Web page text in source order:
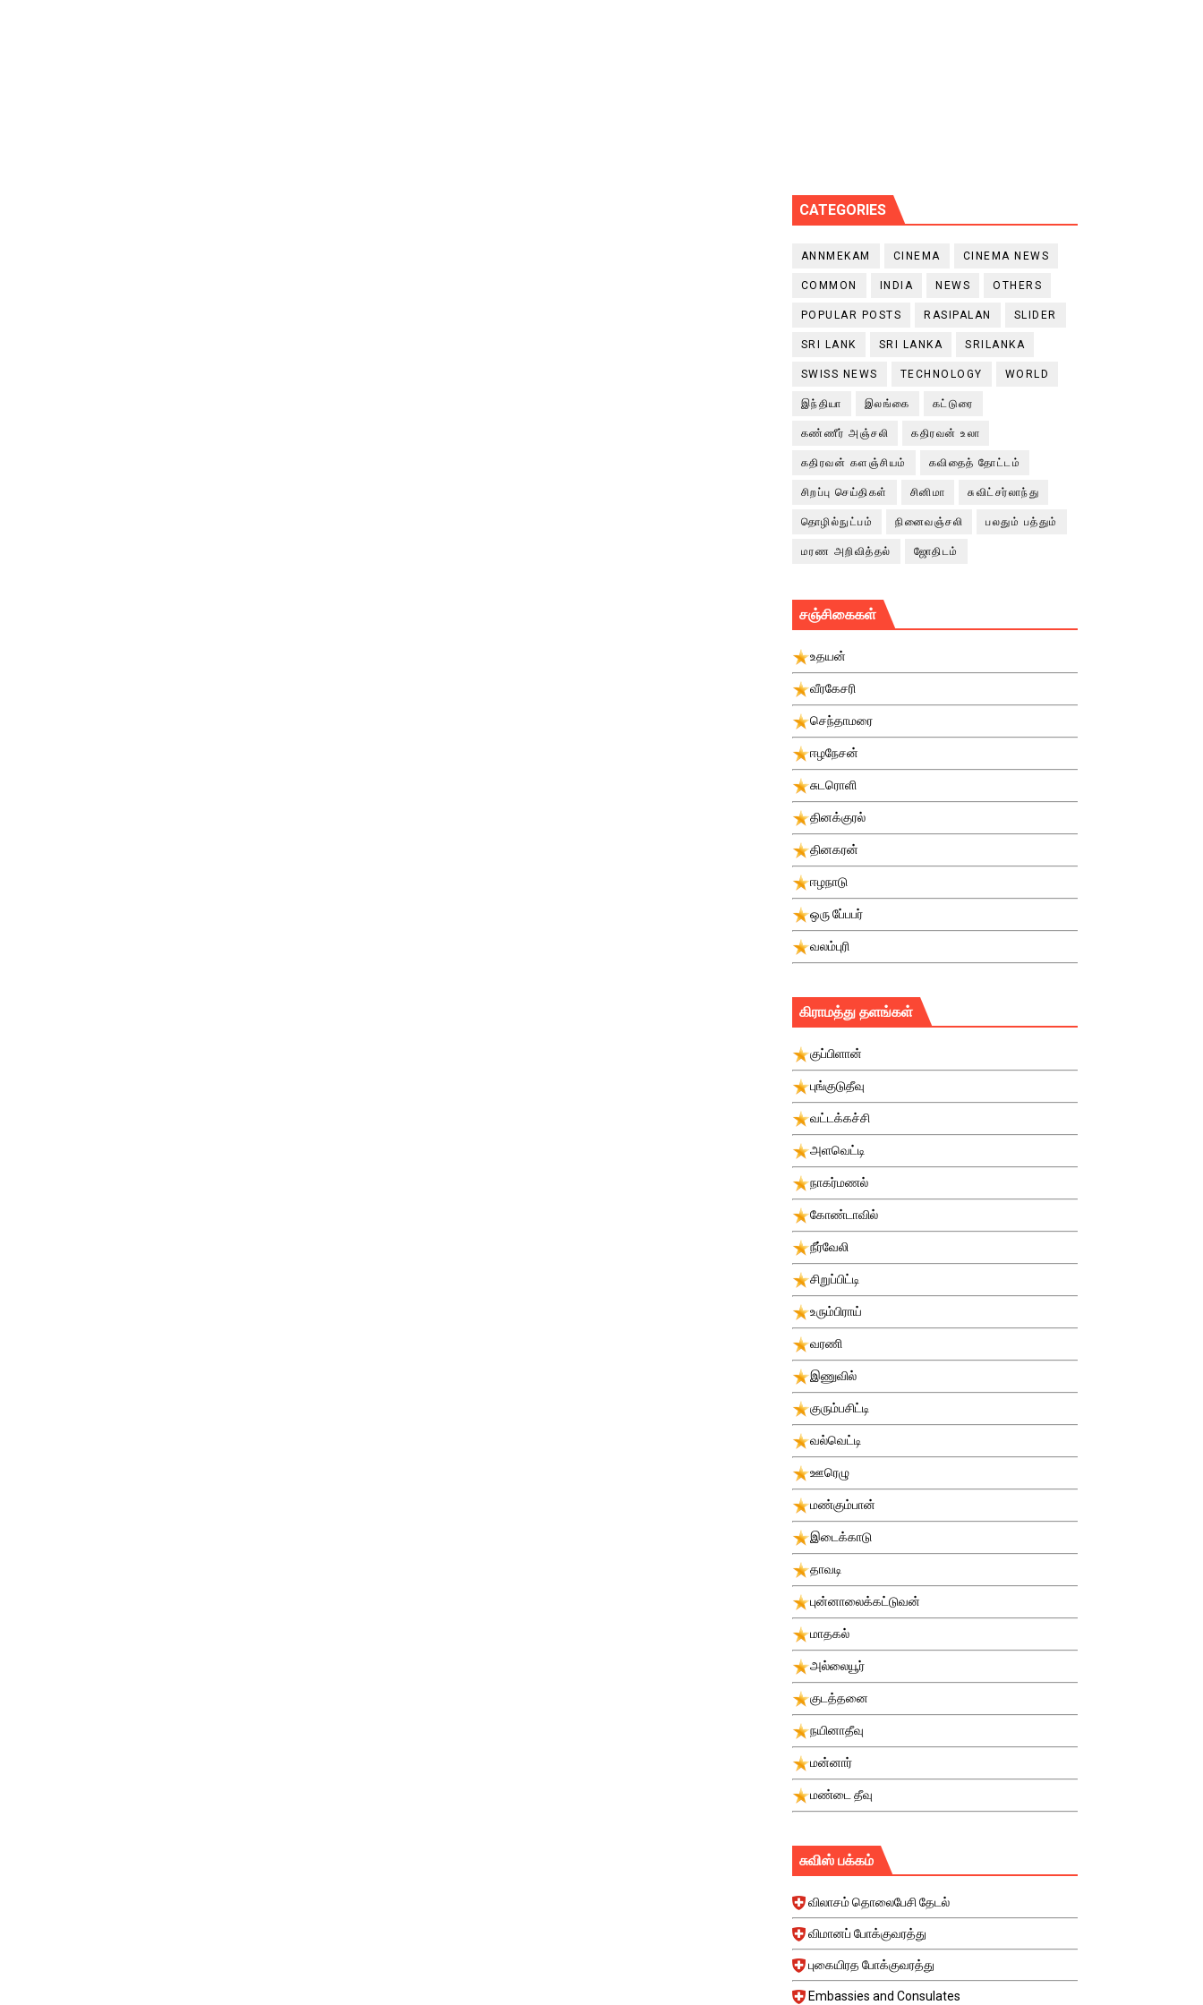
CATEGORIES
ANNMEKAM CINEMA CINEMA NEWS
COMMON INDIA NEWS OTHERS
POPULAR POSTS RASIPALAN SLIDER
SRI LANK SRI LANKA SRILANKA
SWISS NEWS TECHNOLOGY WORLD
இந்தியா இலங்கை கட்டுரை
கண்ணீர் அஞ்சலி கதிரவன் உலா
கதிரவன் களஞ்சியம் கவிதைத் தோட்டம்
சிறப்பு செய்திகள் சினிமா சுவிட்சர்லாந்து
தொழில்நுட்பம் நினைவஞ்சலி பலதும் பத்தும்
மரண அறிவித்தல் ஜோதிடம்
சஞ்சிகைகள்
உதயன்
வீரகேசரி
செந்தாமரை
ஈழநேசன்
சுடரொளி
தினக்குரல்
தினகரன்
ஈழநாடு
ஒரு பே்பபர்
வலம்புரி
கிராமத்து தளங்கள்
குப்பிளான்
புங்குடுதீவு
வட்டக்கச்சி
அளவெட்டி
நாகர்மணல்
கோண்டாவில்
நீர்வேலி
சிறுப்பிட்டி
உரும்பிராய்
வரணி
இணுவில்
குரும்பசிட்டி
வல்வெட்டி
ஊரெழு
மண்கும்பான்
இடைக்காடு
தாவடி
புன்னாலைக்கட்டுவன்
மாதகல்
அல்லையூர்
குடத்தனை
நயினாதீவு
மன்னார்
மண்டை தீவு
சுவிஸ் பக்கம்
விலாசம் தொலைபேசி தேடல்
விமானப் போக்குவரத்து
புகையிரத போக்குவரத்து
Embassies and Consulates